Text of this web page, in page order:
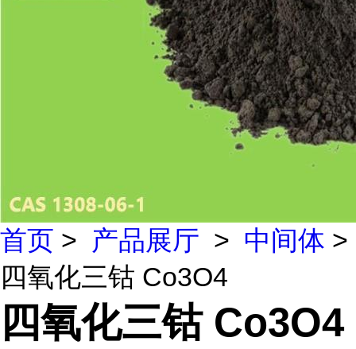
首页 > 产品展厅 > 中间体 >
四氧化三钴 Co3O4
四氧化三钴 Co3O4